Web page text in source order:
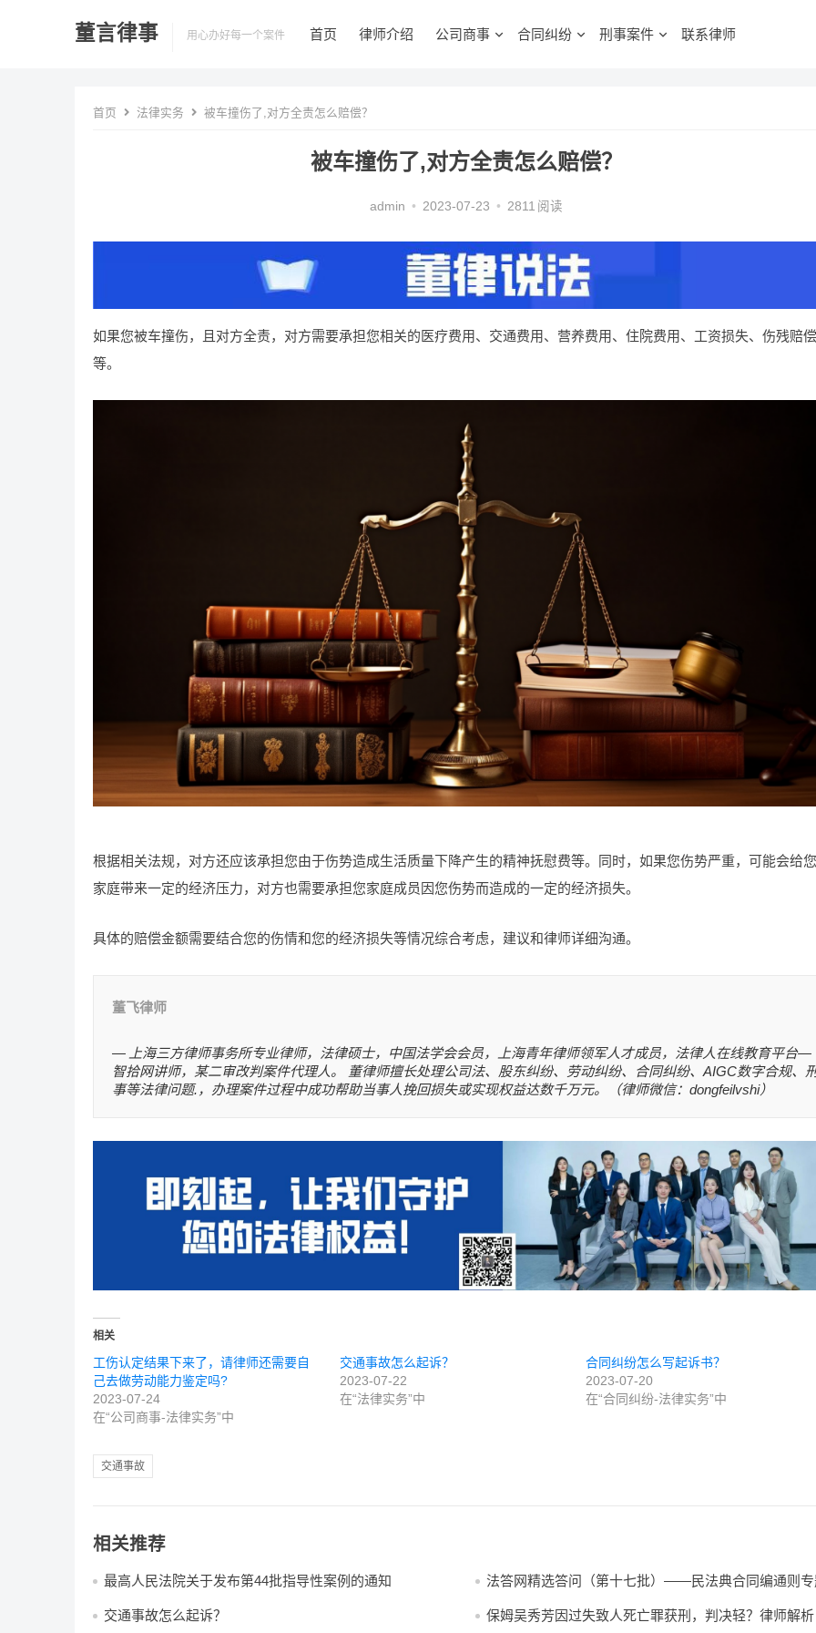
董言律事 用心办好每一个案件 首页 律师介绍 公司商事 合同纠纷 刑事案件 联系律师
首页 法律实务 被车撞伤了,对方全责怎么赔偿？
被车撞伤了,对方全责怎么赔偿？
admin • 2023-07-23 • 2811 阅读
如果您被车撞伤，且对方全责，对方需要承担您相关的医疗费用、交通费用、营养费用、住院费用、工资损失、伤残赔
等。
根据相关法规，对方还应该承担您由于伤势造成生活质量下降产生的精神抚慰费等。同时，如果您伤势严重，可能会给
家庭带来一定的经济压力，对方也需要承担您家庭成员因您伤势而造成的一定的经济损失。
具体的赔偿金额需要结合您的伤情和您的经济损失等情况综合考虑，建议和律师详细沟通。
董飞律师
上海三方律师事务所专业律师，法律硕士，中国法学会会员，上海青年律师领军人才成员，法律人在线教育平台—
智拾网讲师，某二审改判案件代理人。 董律师擅长处理公司法、股东纠纷、劳动纠纷、合同纠纷、AIGC数字合规、
事等法律问题.，办理案件过程中成功帮助当事人挽回损失或实现权益达数千万元。（律师微信：dongfeilvshi）
相关
工伤认定结果下来了，请律师还需要自
己去做劳动能力鉴定吗?
2023-07-24
在“公司商事-法律实务”中
交通事故怎么起诉？
2023-07-22
在“法律实务”中
合同纠纷怎么写起诉书？
2023-07-20
在“合同纠纷-法律实务”中
交通事故
相关推荐
最高人民法院关于发布第44批指导性案例的通知 法答网精选答问（第十七批）——民法典合同编通则
交通事故怎么起诉？
保姆吴秀芳因过失致人死亡罪获刑，判决轻？律师解